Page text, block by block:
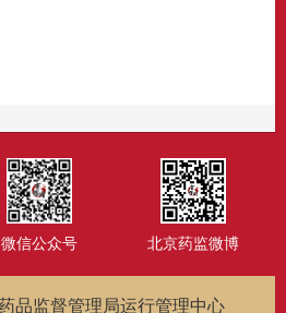
微信公众号 北京药监微博
品监督管理局运行管理中心